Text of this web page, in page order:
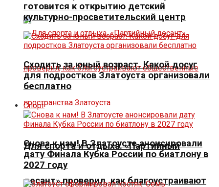
Для спорта и отдыха. «Партийный
десант» проверил, как благоустраивают
готовится к открытию детский
культурно-просветительский центр
Сходить за юный возраст. Какой досуг
для подростков Златоуста организовали
бесплатно
Спорт
Снова к нам! В Златоусте анонсировали
дату Финала Кубка России по биатлону в
2027 году